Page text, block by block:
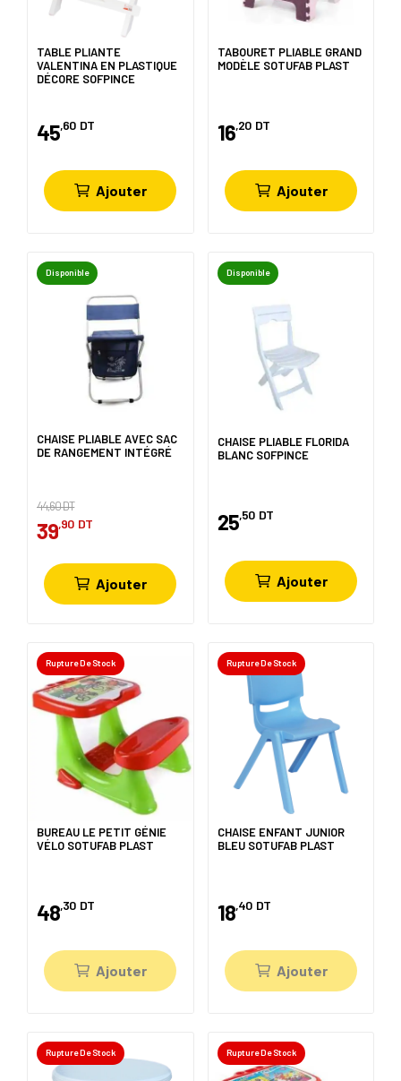
TABLE PLIANTE
VALENTINA EN PLASTIQUE
DÉCORE SOFPINCE
45,60 DT
Ajouter
TABOURET PLIABLE GRAND
MODÈLE SOTUFAB PLAST
16,20 DT
Ajouter
Disponible
CHAISE PLIABLE AVEC SAC
DE RANGEMENT INTÉGRÉ
44,60 DT
39,90 DT
Ajouter
Disponible
CHAISE PLIABLE FLORIDA
BLANC SOFPINCE
25,50 DT
Ajouter
Rupture De Stock
BUREAU LE PETIT GÉNIE
VÉLO SOTUFAB PLAST
48,30 DT
Ajouter
Rupture De Stock
CHAISE ENFANT JUNIOR
BLEU SOTUFAB PLAST
18,40 DT
Ajouter
Rupture De Stock Rupture De Stock